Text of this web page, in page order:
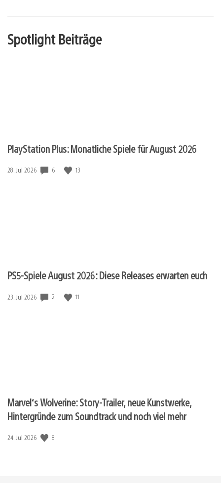
Spotlight Beiträge
PlayStation Plus: Monatliche Spiele für August 2026
Veröffentlichungsdatum:
28. Jul 2026 6 13
PS5-Spiele August 2026: Diese Releases erwarten euch
Veröffentlichungsdatum:
23. Jul 2026 2 11
Marvel‘s Wolverine: Story-Trailer, neue Kunstwerke,
Hintergründe zum Soundtrack und noch viel mehr
Veröffentlichungsdatum:
24. Jul 2026 8